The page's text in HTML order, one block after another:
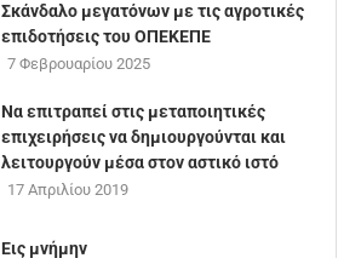
Σκάνδαλο μεγατόνων με τις αγροτικές
επιδοτήσεις του ΟΠΕΚΕΠΕ
7 Φεβρουαρίου 2025
Να επιτραπεί στις μεταποιητικές
επιχειρήσεις να δημιουργούνται και
λειτουργούν μέσα στον αστικό ιστό
17 Απριλίου 2019
Εις μνήμην